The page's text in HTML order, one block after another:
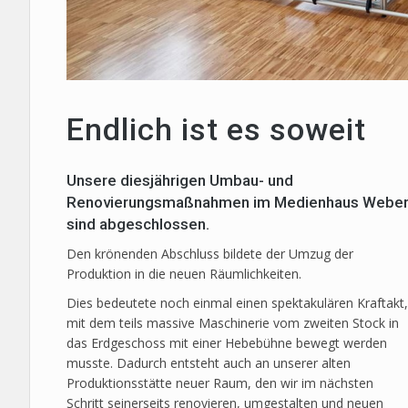
Endlich ist es soweit
Unsere diesjährigen Umbau- und
Renovierungsmaßnahmen im Medienhaus Weber
sind abgeschlossen.
Den krönenden Abschluss bildete der Umzug der
Produktion in die neuen Räumlichkeiten.
Dies bedeutete noch einmal einen spektakulären Kraftakt,
mit dem teils massive Maschinerie vom zweiten Stock in
das Erdgeschoss mit einer Hebebühne bewegt werden
musste. Dadurch entsteht auch an unserer alten
Produktionsstätte neuer Raum, den wir im nächsten
Schritt seinerseits renovieren, umgestalten und neuen